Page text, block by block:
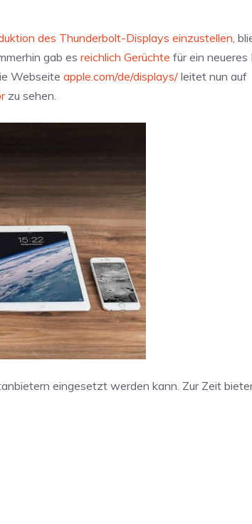
des Thunderbolt-Displays einzustellen,
gab es reichlich Gerüchte für ein neueres
Webseite apple.com/de/displays/ leitet nun auf
zu sehen.
eingesetzt werden kann. Zur Zeit